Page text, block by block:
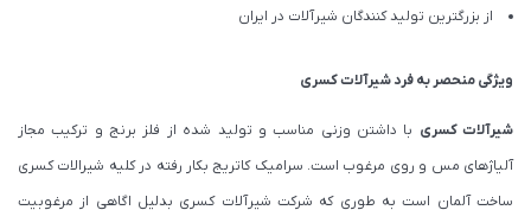
از بزرگترین تولید کنندگان شیرآلات در ایران
ویژگی منحصر به فرد شیرآلات کسری
شیرآلات کسری با داشتن وزنی مناسب و تولید شده از فلز برنج و ترکیب مجاز
آلیاژهای مس و روی مرغوب است. سرامیک کاتریج بکار رفته در کلیه شیرالات کسری
ساخت آلمان است به طوری که شرکت شیرآلات کسری بدلیل اگاهی از مرغوبیت